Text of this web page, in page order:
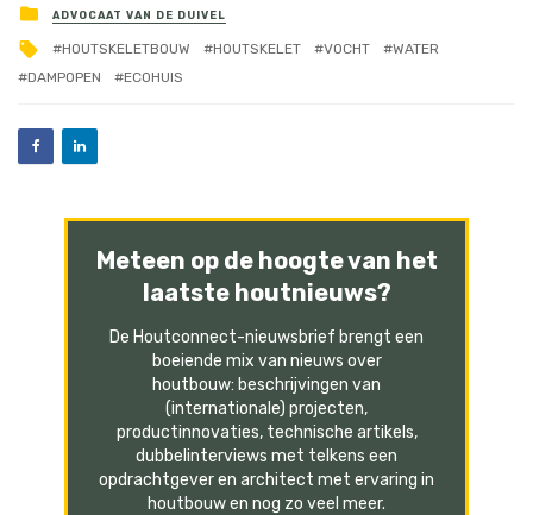
ADVOCAAT VAN DE DUIVEL
HOUTSKELETBOUW HOUTSKELET VOCHT
WATER
DAMPOPEN
ECOHUIS
Meteen op de hoogte van het
laatste houtnieuws?
De Houtconnect-nieuwsbrief brengt een
boeiende mix van nieuws over
houtbouw: beschrijvingen van
(internationale) projecten,
productinnovaties, technische artikels,
dubbelinterviews met telkens een
opdrachtgever en architect met ervaring in
houtbouw en nog zo veel meer.